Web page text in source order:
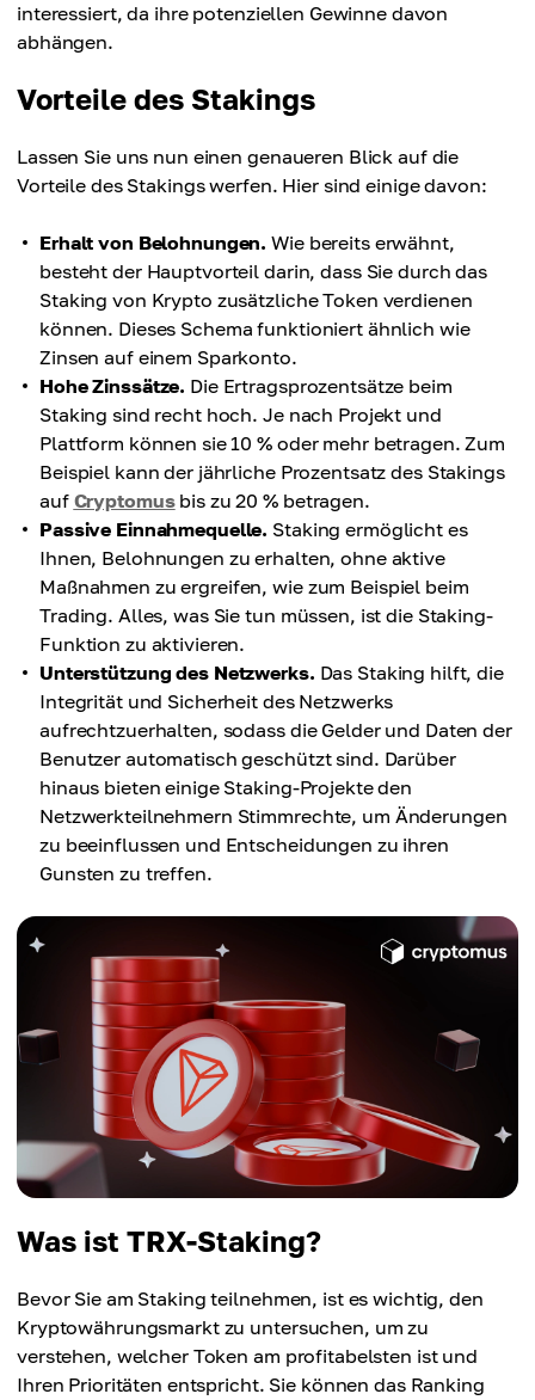
interessiert, da ihre potenziellen Gewinne davon
abhängen.
Vorteile des Stakings
Lassen Sie uns nun einen genaueren Blick auf die
Vorteile des Stakings werfen. Hier sind einige davon:
Erhalt von Belohnungen. Wie bereits erwähnt,
besteht der Hauptvorteil darin, dass Sie durch das
Staking von Krypto zusätzliche Token verdienen
können. Dieses Schema funktioniert ähnlich wie
Zinsen auf einem Sparkonto.
Hohe Zinssätze. Die Ertragsprozentsätze beim
Staking sind recht hoch. Je nach Projekt und
Plattform können sie 10 % oder mehr betragen. Zum
Beispiel kann der jährliche Prozentsatz des Stakings
auf Cryptomusbis zu 20 % betragen.
Passive Einnahmequelle. Staking ermöglicht es
Ihnen, Belohnungen zu erhalten, ohne aktive
Maßnahmen zu ergreifen, wie zum Beispiel beim
Trading. Alles, was Sie tun müssen, ist die Staking-
Funktion zu aktivieren.
Unterstützung des Netzwerks. Das Staking hilft, die
Integrität und Sicherheit des Netzwerks
aufrechtzuerhalten, sodass die Gelder und Daten der
Benutzer automatisch geschützt sind. Darüber
hinaus bieten einige Staking-Projekte den
Netzwerkteilnehmern Stimmrechte, um Änderungen
zu beeinflussen und Entscheidungen zu ihren
Gunsten zu treffen.
Was ist TRX-Staking?
Bevor Sie am Staking teilnehmen, ist es wichtig, den
Kryptowährungsmarkt zu untersuchen, um zu
verstehen, welcher Token am profitabelsten ist und
Ihren Prioritäten entspricht. Sie können das Ranking